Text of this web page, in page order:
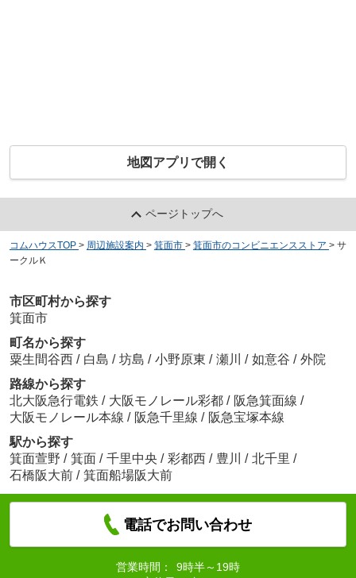
地図アプリで開く
ページトップへ
コムハウスTOP > 周辺施設案内 > 箕面市 > 箕面市のコンビニエンスストア > サ
ークルＫ
市区町村から探す
箕面市
町名から探す
粟生間谷西 / 白島 / 坊島 / 小野原東 / 瀬川 / 如意谷 / 外院
路線から探す
北大阪急行電鉄 / 大阪モノレール彩都 / 阪急箕面線 /
大阪モノレール本線 / 阪急千里線 / 阪急宝塚本線
駅から探す
箕面萱野 / 箕面 / 千里中央 / 彩都西 / 豊川 / 北千里 /
石橋阪大前 / 箕面船場阪大前
電話でお問い合わせ
営業時間：
9時半～19時